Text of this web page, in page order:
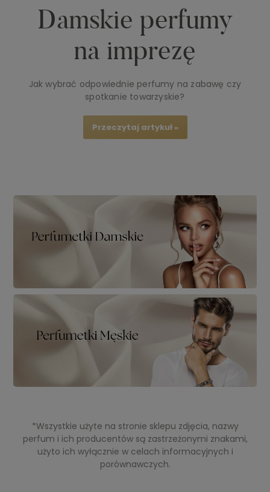
Damskie perfumy
na imprezę
Jak wybrać odpowiednie perfumy na zabawę czy
spotkanie towarzyskie?
Przeczytaj artykuł »
*Wszystkie użyte na stronie sklepu zdjęcia, nazwy
perfum i ich producentów są zastrzeżonymi znakami,
użyto ich wyłącznie w celach informacyjnych i
porównawczych.